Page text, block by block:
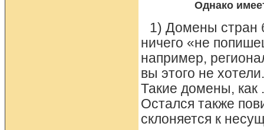
Однако
1) Домены стран
ничего «не
например,
вы этого не
Такие домены,
Остался также
склоняется к